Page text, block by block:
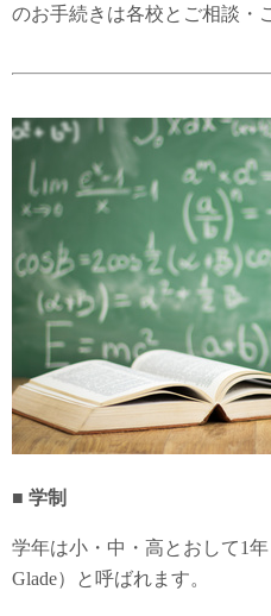
のお手続きは各校とご相談・
■ 学制
学年は小・中・高とおして1年
Glade）と呼ばれます。